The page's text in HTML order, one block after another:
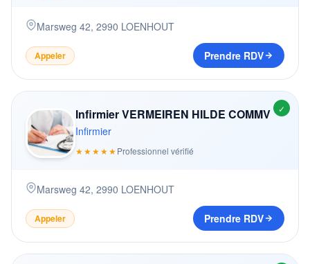
Marsweg 42, 2990 LOENHOUT
Appeler Prendre RDV
✓
Infirmier VERMEIREN HILDE COMMV
Infirmier
★★★★★Professionnel vérifié
Marsweg 42, 2990 LOENHOUT
Appeler Prendre RDV